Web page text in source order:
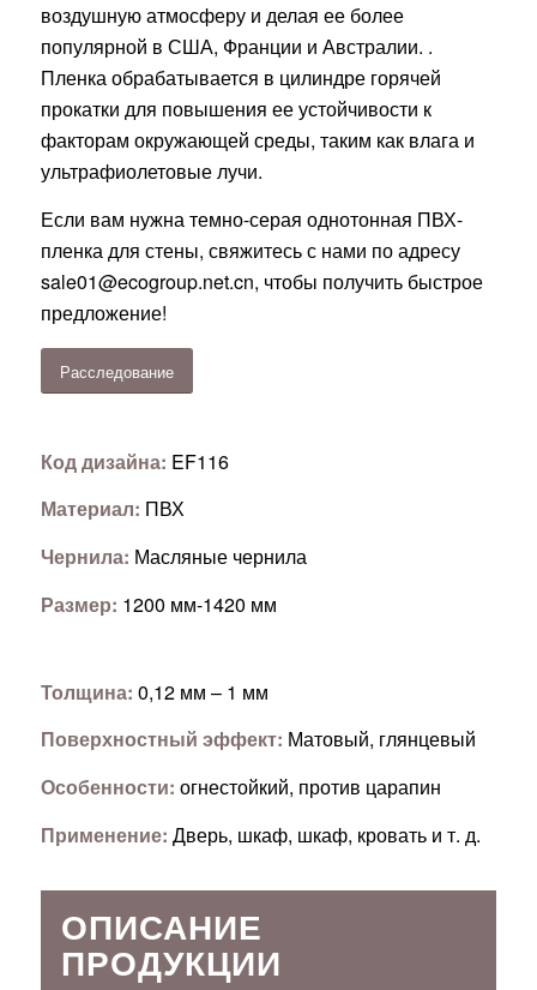
воздушную атмосферу и делая ее более
популярной в США, Франции и Австралии. .
Пленка обрабатывается в цилиндре горячей
прокатки для повышения ее устойчивости к
факторам окружающей среды, таким как влага и
ультрафиолетовые лучи.
Если вам нужна темно-серая однотонная ПВХ-
пленка для стены, свяжитесь с нами по адресу
sale01@ecogroup.net.cn, чтобы получить быстрое
предложение!
Расследование
Код дизайна: EF116
Материал: ПВХ
Чернила: Масляные чернила
Размер: 1200 мм-1420 мм
Толщина: 0,12 мм – 1 мм
Поверхностный эффект: Матовый, глянцевый
Особенности: огнестойкий, против царапин
Применение: Дверь, шкаф, шкаф, кровать и т. д.
ОПИСАНИЕ
ПРОДУКЦИИ